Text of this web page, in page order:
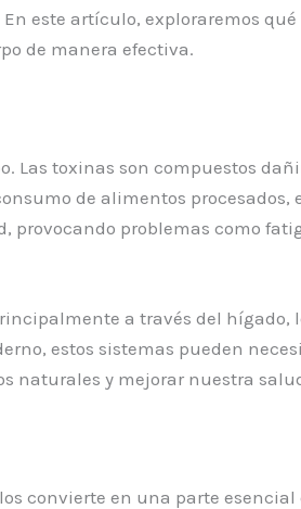
este artículo, exploraremos
de manera efectiva.
toxinas son compuestos
de alimentos procesados,
problemas como
a través del hígado,
estos sistemas pueden
naturales y mejorar nuestra
convierte en una parte